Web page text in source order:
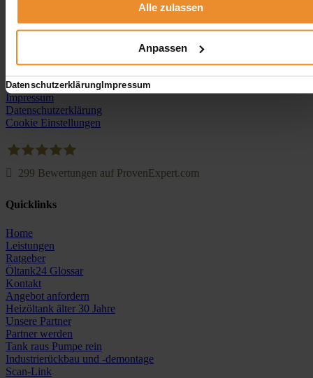
Alle zulassen
Anpassen
DatenschutzerklärungImpressum
angebot@oeltank24.com
Impressum & Datenschutz
Impressum
Datenschutzerklärung
Cookie Einstellungen
299 Bewertungen auf ProvenExpert.com
Quicklinks
Home
Leistungen
Ratgeber
Öltank24 Glossar
Kontakt
Angebot anfordern
Heizöltank älter 30 Jahre
Unsere Partner
Partner werden
Tank raus Pumpe rein
Industrierückbau und -demontage
Scan-Link